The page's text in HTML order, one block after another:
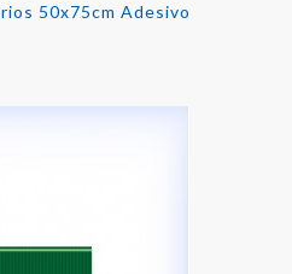
50x75cm Adesivo